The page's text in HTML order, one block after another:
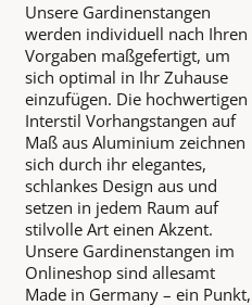
Unsere Gardinenstangen
werden individuell nach Ihren
Vorgaben maßgefertigt, um
sich optimal in Ihr Zuhause
einzufügen. Die hochwertigen
Interstil Vorhangstangen auf
Maß aus Aluminium zeichnen
sich durch ihr elegantes,
schlankes Design aus und
setzen in jedem Raum auf
stilvolle Art einen Akzent.
Unsere Gardinenstangen im
Onlineshop sind allesamt
Made in Germany – ein Punkt,